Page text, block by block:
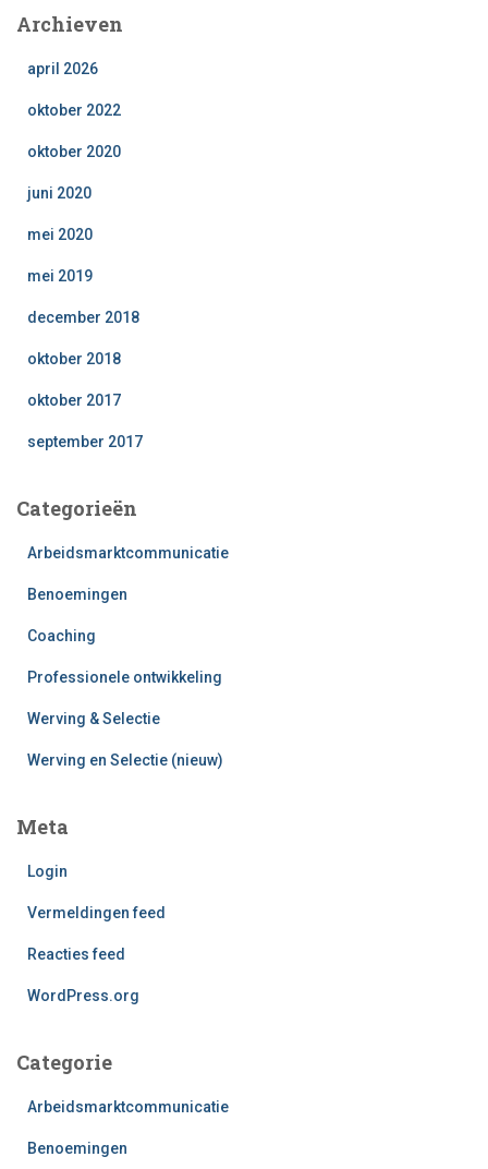
Archieven
april 2026
oktober 2022
oktober 2020
juni 2020
mei 2020
mei 2019
december 2018
oktober 2018
oktober 2017
september 2017
Categorieën
Arbeidsmarktcommunicatie
Benoemingen
Coaching
Professionele ontwikkeling
Werving & Selectie
Werving en Selectie (nieuw)
Meta
Login
Vermeldingen feed
Reacties feed
WordPress.org
Categorie
Arbeidsmarktcommunicatie
Benoemingen